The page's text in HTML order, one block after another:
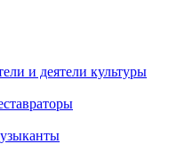
и деятели культуры